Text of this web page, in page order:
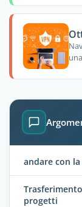
andare con
progetti